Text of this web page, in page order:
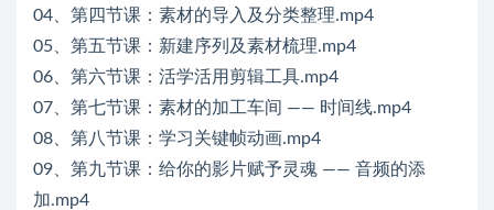
04、第四节课：素材的导入及分类整理.mp4
05、第五节课：新建序列及素材梳理.mp4
06、第六节课：活学活用剪辑工具.mp4
07、第七节课：素材的加工车间 —— 时间线.mp4
08、第八节课：学习关键帧动画.mp4
09、第九节课：给你的影片赋予灵魂 —— 音频的添
加.mp4